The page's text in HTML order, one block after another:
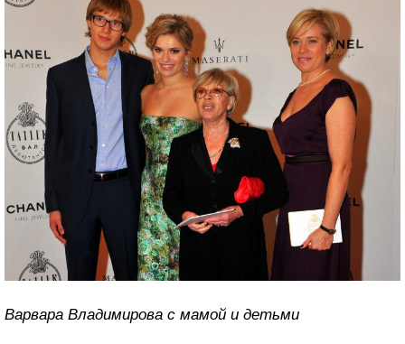
Варвара Владимирова с мамой и детьми